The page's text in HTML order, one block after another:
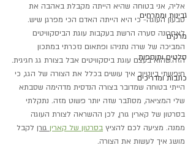
גבינות וממרחים
מרקים
סלטים ותוספות
כתבות ומדריכים
אליה, אני בטוחה שהיא הייתה מקבלת באהבה את
טבעון העוגה- כי היא הייתה האדם הכי מפרגן שיש.
לאחרונה סערה הרשת בעקבות עוגת הביסקוויטים
המביכה של שרה נתניהו ופתאום נזכרתי במתכון
הזה.שהוא בעצם עוגת ביסקוויטים אבל בצורת גג חגיגית.
חיפשתי ביוטיוב איך עושים בכלל את הצורה של הגג, כי
הייתי בטוחה שמדובר בצורה הנדסית מדהימה שסבתא
שלי המציאה, מסתבר שזה יותר פשוט מזה. נתקלתי
בסרטון של קארין גורן, לכן ההשראה לצורת העוגה
ממנה. מציעה לכם להציץ בסרטון של קארין גורן לקבל
מושג איך לעשות את הצורה.